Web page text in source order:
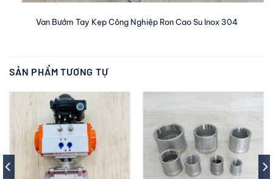
Van Bướm Tay Kẹp Công Nghiệp Ron Cao Su Inox 304
SẢN PHẨM TƯƠNG TỰ